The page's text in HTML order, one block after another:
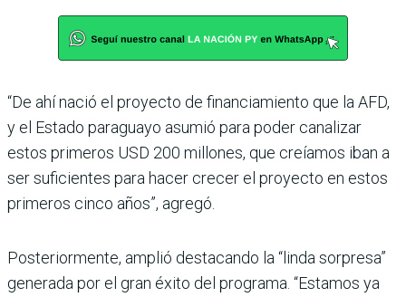
“De ahí nació el proyecto de financiamiento que la AFD,
y el Estado paraguayo asumió para poder canalizar
estos primeros USD 200 millones, que creíamos iban a
ser suficientes para hacer crecer el proyecto en estos
primeros cinco años”, agregó.
Posteriormente, amplió destacando la “linda sorpresa”
generada por el gran éxito del programa. “Estamos ya